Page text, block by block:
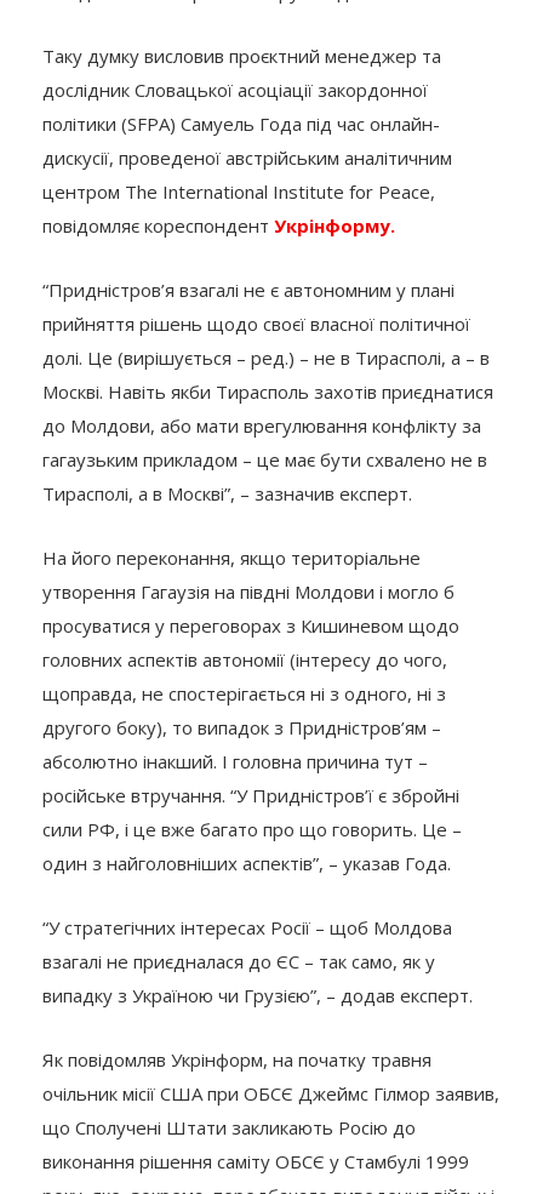
Таку думку висловив проєктний менеджер та
дослідник Словацької асоціації закордонної
політики (SFPA) Самуель Года під час онлайн-
дискусії, проведеної австрійським аналітичним
центром The International Institute for Peace,
повідомляє кореспондент Укрінформу.
“Придністров’я взагалі не є автономним у плані
прийняття рішень щодо своєї власної політичної
долі. Це (вирішується – ред.) – не в Тирасполі, а – в
Москві. Навіть якби Тирасполь захотів приєднатися
до Молдови, або мати врегулювання конфлікту за
гагаузьким прикладом – це має бути схвалено не в
Тирасполі, а в Москві”, – зазначив експерт.
На його переконання, якщо територіальне
утворення Гагаузія на півдні Молдови і могло б
просуватися у переговорах з Кишиневом щодо
головних аспектів автономії (інтересу до чого,
щоправда, не спостерігається ні з одного, ні з
другого боку), то випадок з Придністров’ям –
абсолютно інакший. І головна причина тут –
російське втручання. “У Придністров’ї є збройні
сили РФ, і це вже багато про що говорить. Це –
один з найголовніших аспектів”, – указав Года.
“У стратегічних інтересах Росії – щоб Молдова
взагалі не приєдналася до ЄС – так само, як у
випадку з Україною чи Грузією”, – додав експерт.
Як повідомляв Укрінформ, на початку травня
очільник місії США при ОБСЄ Джеймс Гілмор заявив,
що Сполучені Штати закликають Росію до
виконання рішення саміту ОБСЄ у Стамбулі 1999